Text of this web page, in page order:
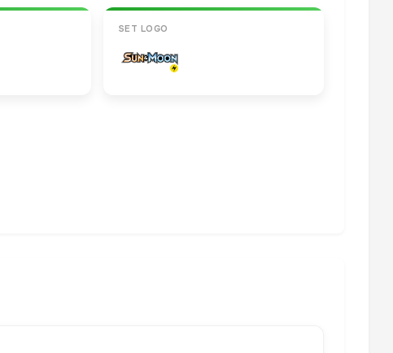
SET LOGO